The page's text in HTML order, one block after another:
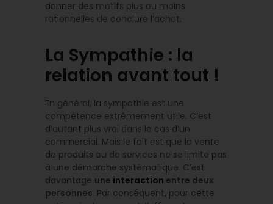
donner des motifs plus ou moins
rationnelles de conclure l’achat.
La Sympathie : la
relation avant tout !
En général, la sympathie est une
compétence extrêmement utile. C’est
d’autant plus vrai dans le cas d’un
commercial. Mais le fait est que la vente
de produits ou de services ne se limite pas
à une démarche systématique. C’est
davantage une interaction entre deux
personnes. Par conséquent, pour cette